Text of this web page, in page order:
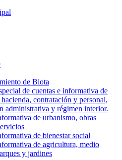
de Biota
de cuentas e informativa de
contratación y personal,
administrativa y régimen interior.
de urbanismo, obras
de bienestar social
de agricultura, medio
y jardines